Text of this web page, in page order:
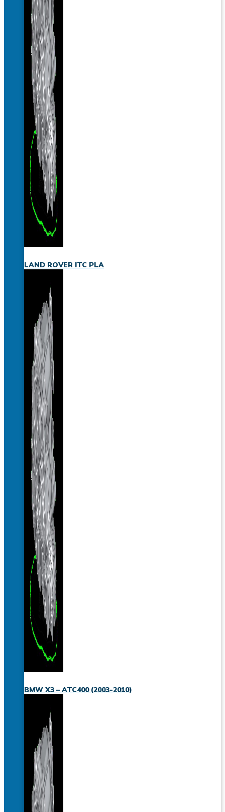
LAND ROVER ITC PLA
BMW X3 – ATC400 (2003-2010)